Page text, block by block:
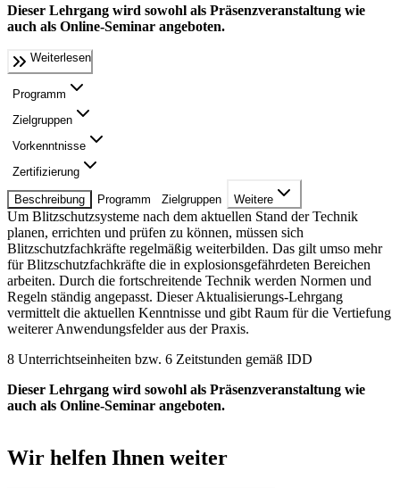
Dieser Lehrgang wird sowohl als Präsenzveranstaltung wie
auch als Online-Seminar angeboten.
Weiterlesen
Programm
Zielgruppen
Vorkenntnisse
Zertifizierung
Beschreibung Programm Zielgruppen Weitere
Um Blitzschutzsysteme nach dem aktuellen Stand der Technik
planen, errichten und prüfen zu können, müssen sich
Blitzschutzfachkräfte regelmäßig weiterbilden. Das gilt umso mehr
für Blitzschutzfachkräfte die in explosionsgefährdeten Bereichen
arbeiten. Durch die fortschreitende Technik werden Normen und
Regeln ständig angepasst. Dieser Aktualisierungs-Lehrgang
vermittelt die aktuellen Kenntnisse und gibt Raum für die Vertiefung
weiterer Anwendungsfelder aus der Praxis.
8 Unterrichtseinheiten bzw. 6 Zeitstunden gemäß IDD
Dieser Lehrgang wird sowohl als Präsenzveranstaltung wie
auch als Online-Seminar angeboten.
Wir helfen Ihnen weiter